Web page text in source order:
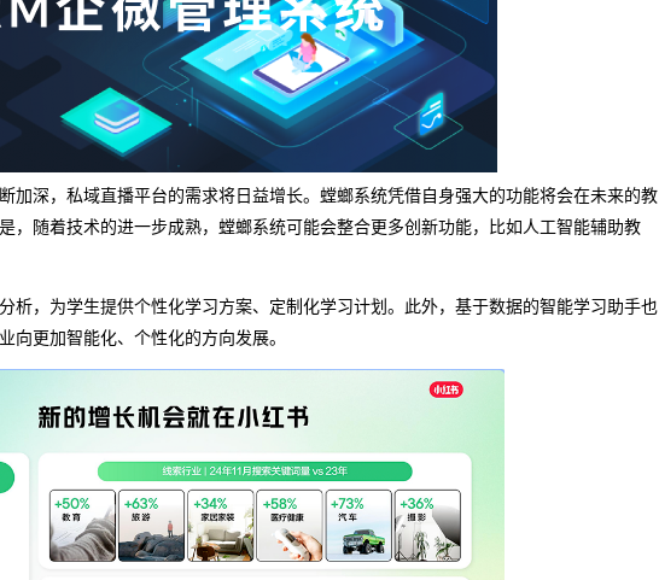
加深，私域直播平台的需求将日益增长。螳螂系统凭借自身强大的功能将会在未来的教
，随着技术的进一步成熟，螳螂系统可能会整合更多创新功能，比如人工智能辅助教
析，为学生提供个性化学习方案、定制化学习计划。此外，基于数据的智能学习助手也
更加智能化、个性化的方向发展。